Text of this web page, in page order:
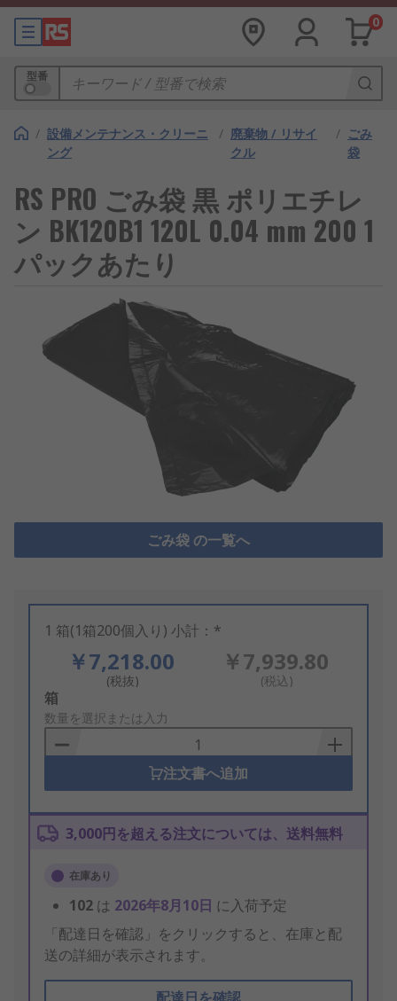
0
型番
/ 設備メンテナンス・クリーニ
ング
/ 廃棄物 / リサイ
クル
/ ごみ
袋
RS PRO ごみ袋 黒 ポリエチレ
ン BK120B1 120L 0.04 mm 200 1
パックあたり
ごみ袋 の一覧へ
1 箱(1箱200個入り) 小計：*
￥7,218.00
(税抜)
￥7,939.80
(税込)
Add
to
Basket
箱
数量を選択または入力
注文書へ追加
3,000円を超える注文については、送料無料
在庫あり
102 は 2026年8月10日 に入荷予定
「配達日を確認」をクリックすると、在庫と配
送の詳細が表示されます。